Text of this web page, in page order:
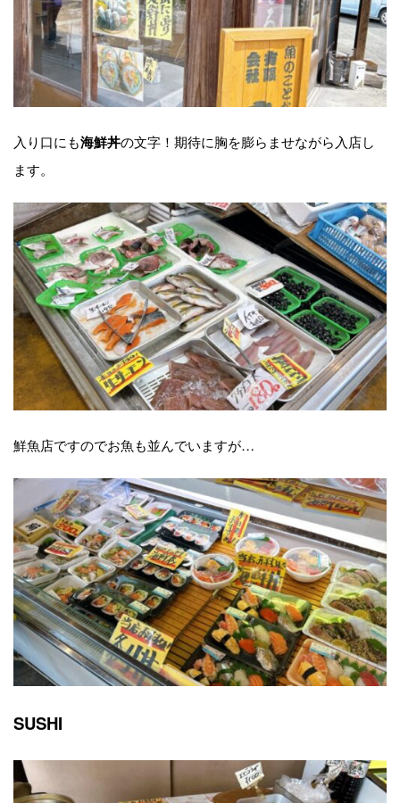
入り口にも海鮮丼の文字！期待に胸を膨らませながら入店し
ます。
鮮魚店ですのでお魚も並んでいますが…
SUSHI